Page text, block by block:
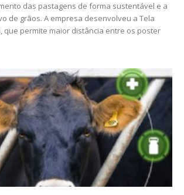
das pastagens de forma sustentável e a
de grãos. A empresa desenvolveu a Tela
que permite maior distância entre os poster